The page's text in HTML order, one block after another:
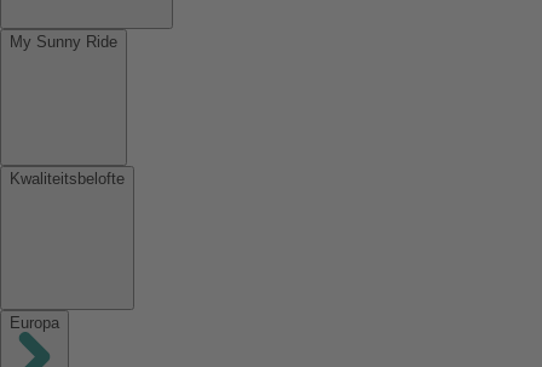
My Sunny Ride
Kwaliteitsbelofte
Europa